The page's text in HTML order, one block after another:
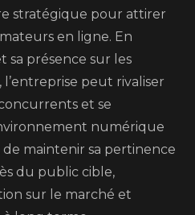
stratégique pour attirer
en ligne. En
sa présence sur les
peut rivaliser
et se
numérique
maintenir sa pertinence
du public cible,
sur le marché et